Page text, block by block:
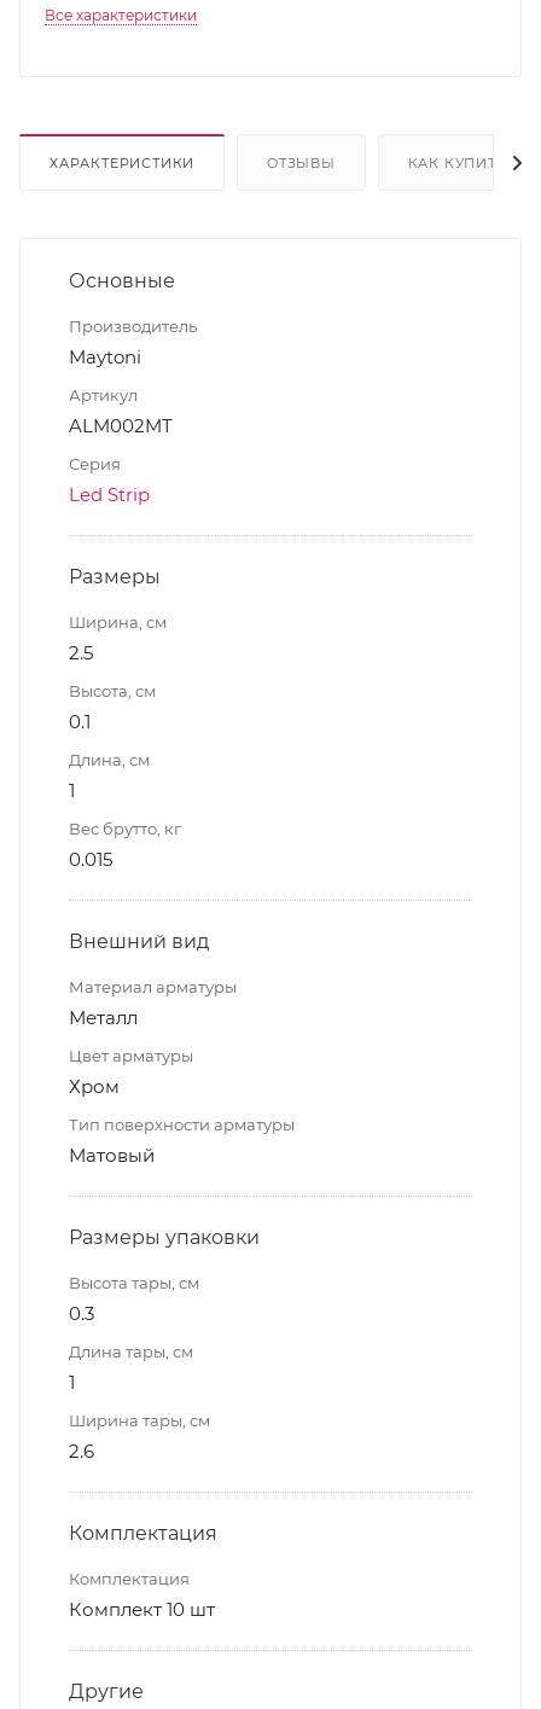
Все характеристики
ХАРАКТЕРИСТИКИ ОТЗЫВЫ КАК КУПИТЬ
Основные
Производитель
Maytoni
Артикул
ALM002MT
Серия
Led Strip
Размеры
Ширина, см
2.5
Высота, см
0.1
Длина, см
1
Вес брутто, кг
0.015
Внешний вид
Материал арматуры
Металл
Цвет арматуры
Хром
Тип поверхности арматуры
Матовый
Размеры упаковки
Высота тары, см
0.3
Длина тары, см
1
Ширина тары, см
2.6
Комплектация
Комплектация
Комплект 10 шт
Другие